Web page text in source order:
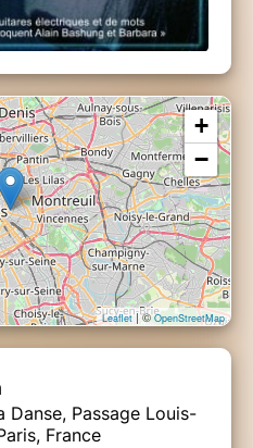
+
−
Leaflet| ©OpenStreetMap
Danse, Passage Louis-
France